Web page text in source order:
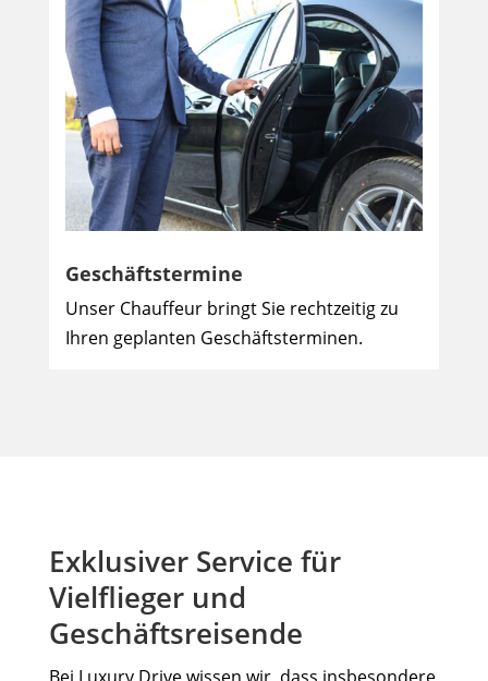
Geschäftstermine
Unser Chauffeur bringt Sie rechtzeitig zu
Ihren geplanten Geschäftsterminen.
Exklusiver Service für
Vielflieger und
Geschäftsreisende